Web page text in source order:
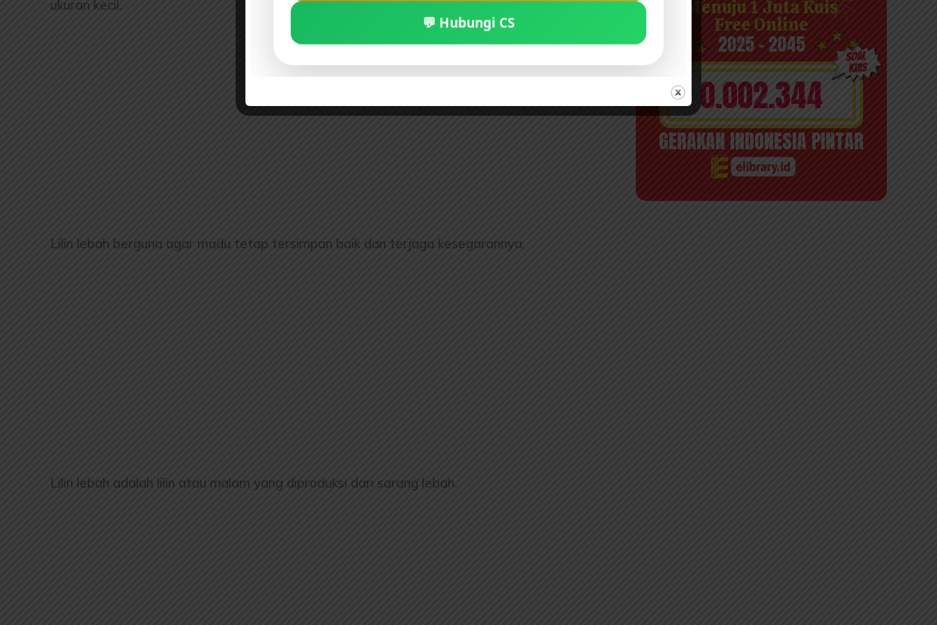
ukuran kecil.
Lilin lebah berguna agar madu tetap tersimpan baik dan terjaga kesegarannya.
Lilin lebah adalah lilin atau malam yang diproduksi dari sarang lebah.
Menuju 1 Juta Kuis
Free Online
2025 - 2045
0.002.344
GERAKAN INDONESIA PINTAR
💬 Hubungi CS